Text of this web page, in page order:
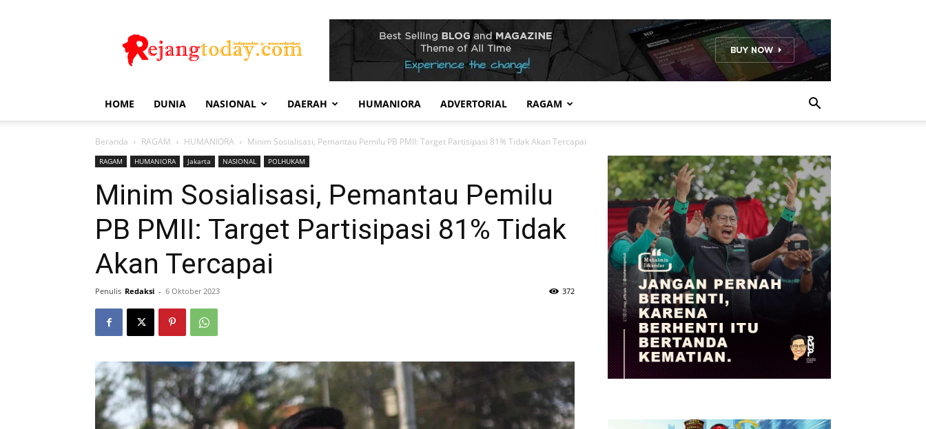
Today
HOME DUNIA NASIONAL DAERAH HUMANIORA ADVERTORIAL RAGAM
Beranda RAGAM HUMANIORA Minim Sosialisasi, Pemantau Pemilu PB PMII: Target Partisipasi 81% Tidak Akan Tercapai
RAGAM HUMANIORA Jakarta NASIONAL POLHUKAM
Minim Sosialisasi, Pemantau Pemilu
PB PMII: Target Partisipasi 81% Tidak
Akan Tercapai
Penulis Redaksi - 6 Oktober 2023 372